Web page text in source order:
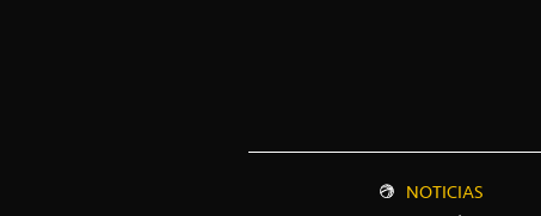
NOTICIAS